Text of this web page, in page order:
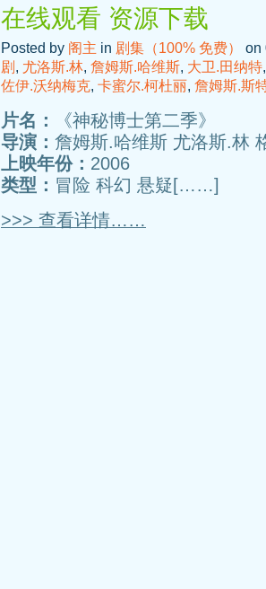
在线观看 资源下载
Posted by 阁主 in 剧集（100% 免费）
on
剧 , 尤洛斯.林, 詹姆斯.哈维斯, 大卫.田纳特
佐伊.沃纳梅克, 卡蜜尔.柯杜丽, 詹姆斯.斯
片名：
《神秘博士第二季》
导演： 詹姆斯.哈维斯 尤洛斯.林
上映年份： 2006
类型： 冒险 科幻 悬疑[……]
>>> 查看详情……